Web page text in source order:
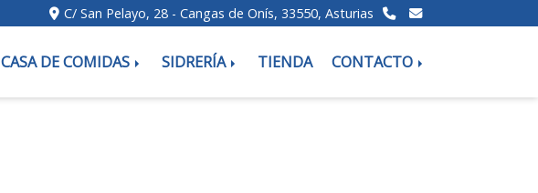
C/ San Pelayo, 28 - Cangas de Onís, 33550, Asturias
CASA DE COMIDAS SIDRERÍA TIENDA CONTACTO